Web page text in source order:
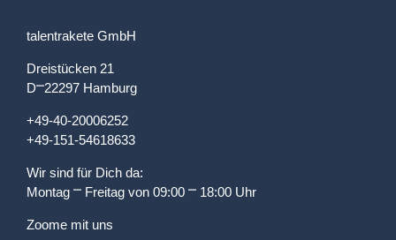
talentrakete GmbH
Dreistücken 21
D⎻22297 Hamburg
+49-40-20006252
+49-151-54618633
Wir sind für Dich da:
Montag ⎻ Freitag von 09:00 ⎻ 18:00 Uhr
Zoome mit uns